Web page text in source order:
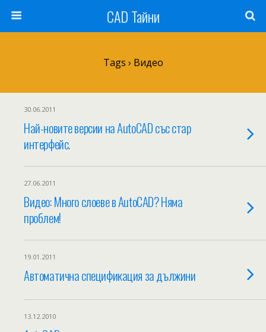
CAD Тайни
Tags › Видео
30.06.2011
Най-новите версии на AutoCAD със стар
интерфейс.
27.06.2011
Видео: Mного слоеве в AutoCAD? Няма
проблем!
19.01.2011
Автоматична спецификация за дължини
13.12.2010